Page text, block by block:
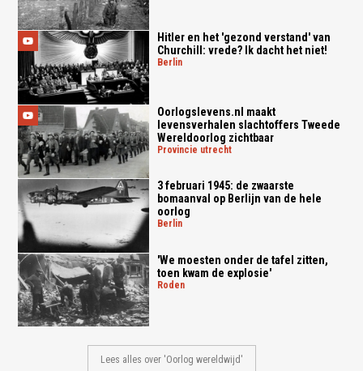
Hitler en het 'gezond verstand' van
Churchill: vrede? Ik dacht het niet!
berlin
Oorlogslevens.nl maakt
levensverhalen slachtoffers Tweede
Wereldoorlog zichtbaar
provincie utrecht
3 februari 1945: de zwaarste
bomaanval op Berlijn van de hele
oorlog
berlin
'We moesten onder de tafel zitten,
toen kwam de explosie'
roden
Lees alles over 'Oorlog wereldwijd'